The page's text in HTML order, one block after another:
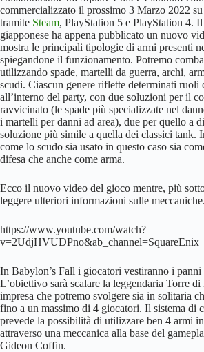
commercializzato il prossimo 3 Marzo 2022
tramite Steam, PlayStation 5 e PlayStation 4.
giapponese ha appena pubblicato un nuovo
mostra le principali tipologie di armi presenti
spiegandone il funzionamento. Potremo
utilizzando spade, martelli da guerra, archi,
scudi. Ciascun genere riflette determinati ruoli
all’interno del party, con due soluzioni per il
ravvicinato (le spade più specializzate nel
i martelli per danni ad area), due per quello a
soluzione più simile a quella dei classici tank.
come lo scudo sia usato in questo caso sia
difesa che anche come arma.
Ecco il nuovo video del gioco mentre, più
leggere ulteriori informazioni sulle meccaniche.
https://www.youtube.com/watch?
v=2UdjHVUDPno&ab_channel=SquareEnix
In Babylon’s Fall i giocatori vestiranno i panni
L’obiettivo sarà scalare la leggendaria Torre di
impresa che potremo svolgere sia in solitaria
fino a un massimo di 4 giocatori. Il sistema di
prevede la possibilità di utilizzare ben 4 armi
attraverso una meccanica alla base del
Gideon Coffin.